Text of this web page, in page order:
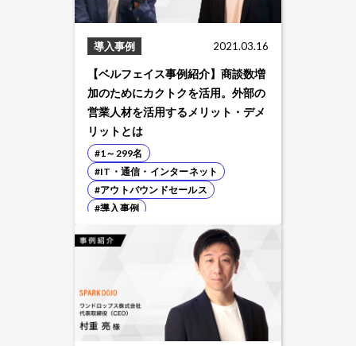
導入事例 2021.03.16
【ベルフェイス事例紹介】商談数増
加のためにカクトクを活用。外部の
営業人材を活用するメリット・デメ
リットとは
#1～299名
#IT・通信・インターネット
#アウトバウンドセールス
#導入事例